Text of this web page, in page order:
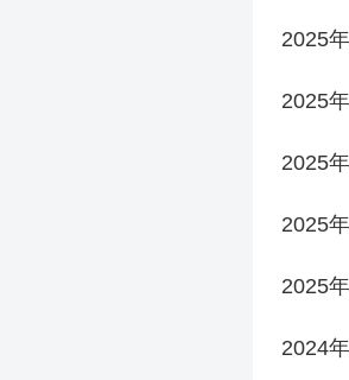
2025
2025
2025
2025
2025
2024